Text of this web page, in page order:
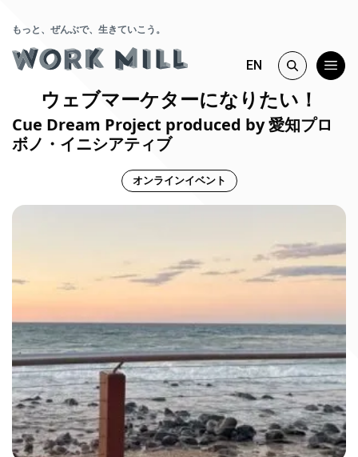
もっと、ぜんぶで、生きていこう。
EN
ウェブマーケターになりたい！
Cue Dream Project produced by 愛知プロ
ボノ・イニシアティブ
オンラインイベント